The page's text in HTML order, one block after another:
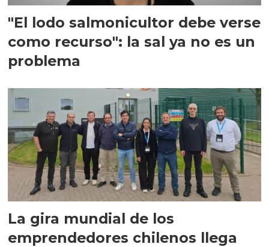
"El lodo salmonicultor debe verse
como recurso": la sal ya no es un
problema
La gira mundial de los
emprendedores chilenos llega